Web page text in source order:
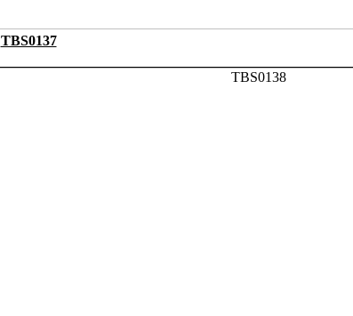
TBS0137